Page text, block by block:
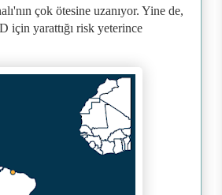
çok ötesine uzanıyor. Yine de,
için yarattığı risk yeterince